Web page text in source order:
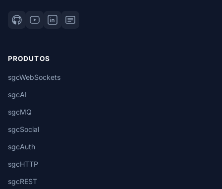
PRODUTOS
sgcWebSockets
sgcAI
sgcMQ
sgcSocial
sgcAuth
sgcHTTP
sgcREST